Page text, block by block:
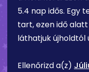
5.4 napidős. Egy
tart, ezen idő
láthatjuk újholdtól
Ellenőrizd a(z)